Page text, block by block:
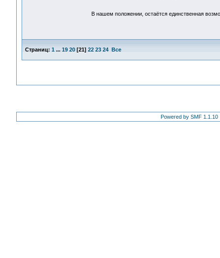
В нашем положении, остаётся единственная
Страниц: 1 ... 19 20[21] 22 23 24 Все
Powered by SMF 1.1.10